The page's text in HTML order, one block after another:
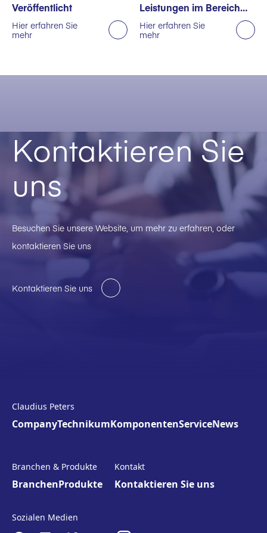
Veröffentlicht
Hier erfahren Sie
mehr
Leistungen im Bereich
Nachhaltigkeit
ausgezeichnet
Hier erfahren Sie
mehr
Kontaktieren Sie
uns
Besuchen Sie unsere Website, um mehr zu erfahren, oder
kontaktieren Sie uns
Kontaktieren Sie uns
Claudius Peters
CompanyTechnikumKomponentenServiceNews
Branchen & Produkte
BranchenProdukte
Kontakt
Kontaktieren Sie uns
Sozialen Medien